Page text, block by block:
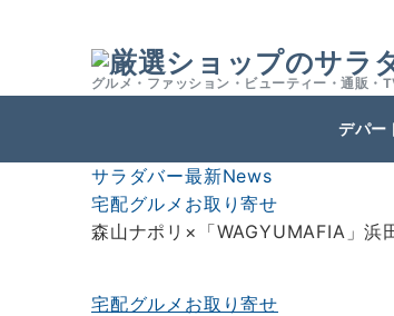
グルメ・ファッション・ビューティー・通販・
デパー
サラダバー最新News
宅配グルメお取り寄せ
森山ナポリ×「WAGYUMAFIA」浜
宅配グルメお取り寄せ